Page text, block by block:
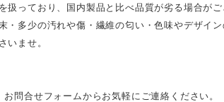
扱っており、国内製品と比べ品質が劣る場合がご
・多少の汚れや傷・繊維の匂い・色味やデザイ
いませ。
問合せフォームからお気軽にご連絡ください。